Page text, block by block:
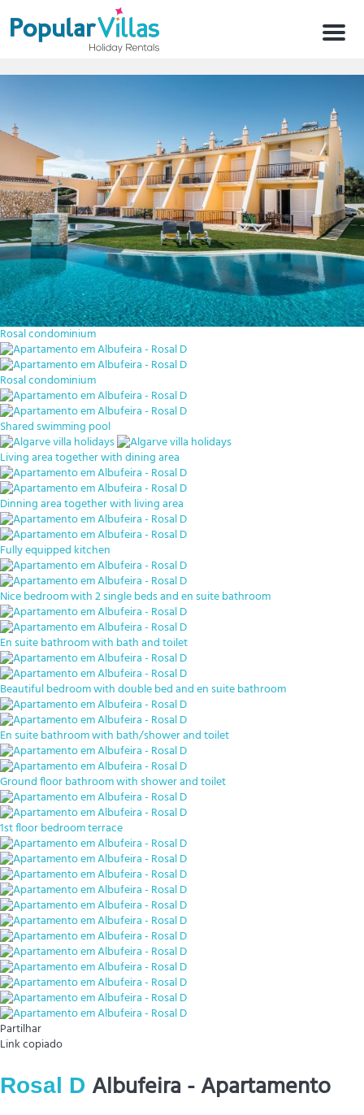
Menú
Rosal condominium
Rosal condominium
Shared swimming pool
Living area together with dining area
Dinning area together with living area
Fully equipped kitchen
Nice bedroom with 2 single beds and en suite bathroom
En suite bathroom with bath and toilet
Beautiful bedroom with double bed and en suite bathroom
En suite bathroom with bath/shower and toilet
Ground floor bathroom with shower and toilet
1st floor bedroom terrace
Partilhar
Link copiado
Rosal D Albufeira -Apartamento